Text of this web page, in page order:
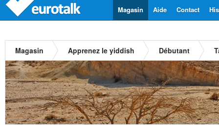
Contact
Aide
Magasin
Magasin Apprenez le yiddish Débutant